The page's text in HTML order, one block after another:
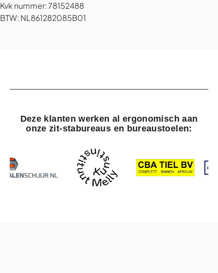
Kvk nummer: 78152488
BTW: NL861282085B01
Deze klanten werken al ergonomisch aan
onze zit-stabureaus en bureaustoelen: